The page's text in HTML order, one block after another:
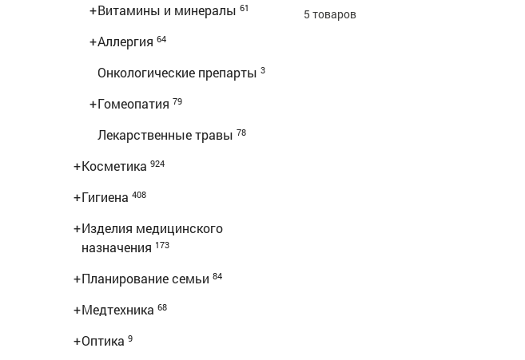
+Витамины и минералы 61
+Аллергия 64
Онкологические препарты 3
+Гомеопатия 79
Лекарственные травы 78
+Косметика 924
+Гигиена 408
+Изделия медицинского
назначения 173
+Планирование семьи 84
+Медтехника 68
+Оптика 9
5 товаров